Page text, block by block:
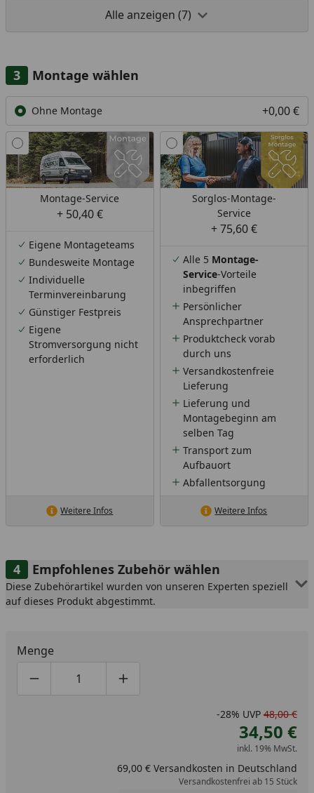
Alle anzeigen (7)
Montage wählen
Ohne Montage +0,00 €
Montage-Service
+ 50,40 €
Eigene Montageteams
Bundesweite Montage
Individuelle
Terminvereinbarung
Günstiger Festpreis
Eigene
Stromversorgung nicht
erforderlich
Weitere Infos
Sorglos-Montage-
Service
+ 75,60 €
Alle 5 Montage-
Service-Vorteile
inbegriffen
Persönlicher
Ansprechpartner
Produktcheck vorab
durch uns
Versandkostenfreie
Lieferung
Lieferung und
Montagebeginn am
selben Tag
Transport zum
Aufbauort
Abfallentsorgung
Weitere Infos
Empfohlenes Zubehör wählen
Diese Zubehörartikel wurden von unseren Experten speziell
auf dieses Produkt abgestimmt.
Menge
Produktmenge um eins verringern
Produktmenge manuell eingeben
Produktmenge um eins erhöhen
-28% UVP 48,00 €
34,50 €
inkl. 19% MwSt.
69,00 € Versandkosten in Deutschland
Versandkostenfrei ab 15 Stück